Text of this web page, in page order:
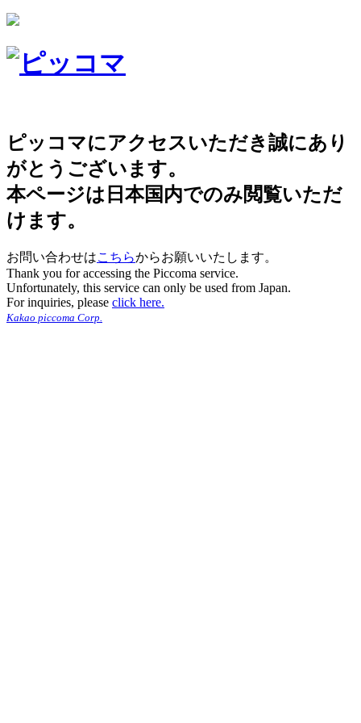
ピッコマにアクセスいただき誠にあり
がとうございます。
本ページは日本国内でのみ閲覧いただ
けます。
お問い合わせはこちらからお願いいたします。
Thank you for accessing the Piccoma service.
Unfortunately, this service can only be used from Japan.
For inquiries, please click here.
Kakao piccoma Corp.